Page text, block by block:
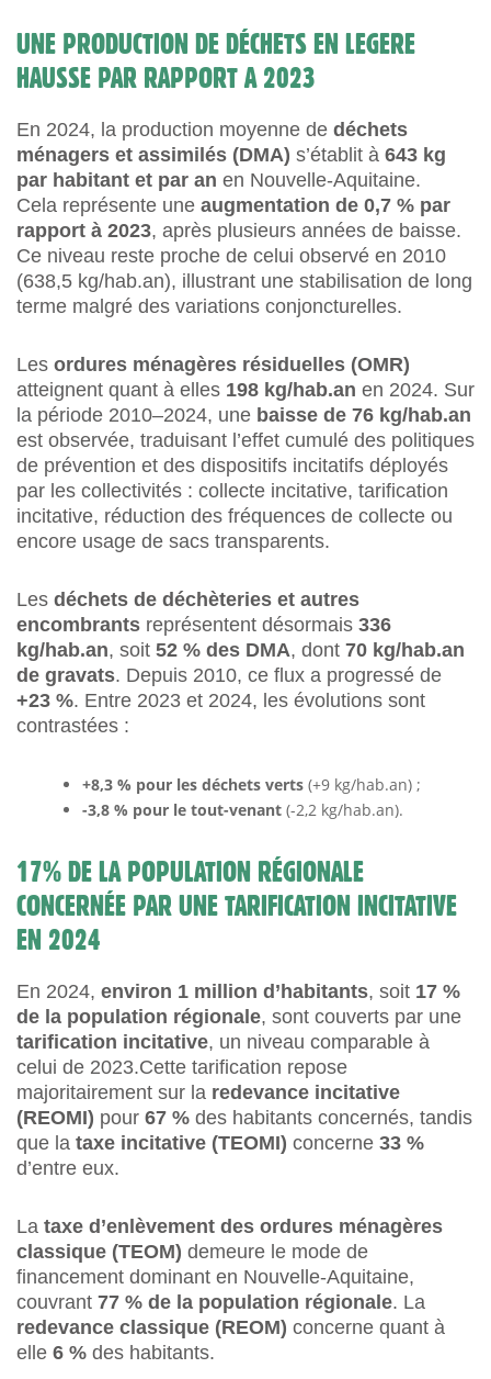
UNE PRODUCTION DE DÉCHETS EN LEGERE
HAUSSE PAR RAPPORT A 2023
En 2024, la production moyenne de déchets
ménagers et assimilés (DMA) s’établit à 643 kg
par habitant et par an en Nouvelle-Aquitaine.
Cela représente une augmentation de 0,7 % par
rapport à 2023, après plusieurs années de baisse.
Ce niveau reste proche de celui observé en 2010
(638,5 kg/hab.an), illustrant une stabilisation de long
terme malgré des variations conjoncturelles.
Les ordures ménagères résiduelles (OMR)
atteignent quant à elles 198 kg/hab.an en 2024. Sur
la période 2010–2024, une baisse de 76 kg/hab.an
est observée, traduisant l’effet cumulé des politiques
de prévention et des dispositifs incitatifs déployés
par les collectivités : collecte incitative, tarification
incitative, réduction des fréquences de collecte ou
encore usage de sacs transparents.
Les déchets de déchèteries et autres
encombrants représentent désormais 336
kg/hab.an, soit 52 % des DMA, dont 70 kg/hab.an
de gravats. Depuis 2010, ce flux a progressé de
+23 %. Entre 2023 et 2024, les évolutions sont
contrastées :
+8,3 % pour les déchets verts (+9 kg/hab.an) ;
-3,8 % pour le tout-venant (-2,2 kg/hab.an).
17% DE LA POPULATION RÉGIONALE
CONCERNÉE PAR UNE TARIFICATION INCITATIVE
EN 2024
En 2024, environ 1 million d’habitants, soit 17 %
de la population régionale, sont couverts par une
tarification incitative, un niveau comparable à
celui de 2023.Cette tarification repose
majoritairement sur la redevance incitative
(REOMI) pour 67 % des habitants concernés, tandis
que la taxe incitative (TEOMI) concerne 33 %
d’entre eux.
La taxe d’enlèvement des ordures ménagères
classique (TEOM) demeure le mode de
financement dominant en Nouvelle-Aquitaine,
couvrant 77 % de la population régionale. La
redevance classique (REOM) concerne quant à
elle 6 % des habitants.